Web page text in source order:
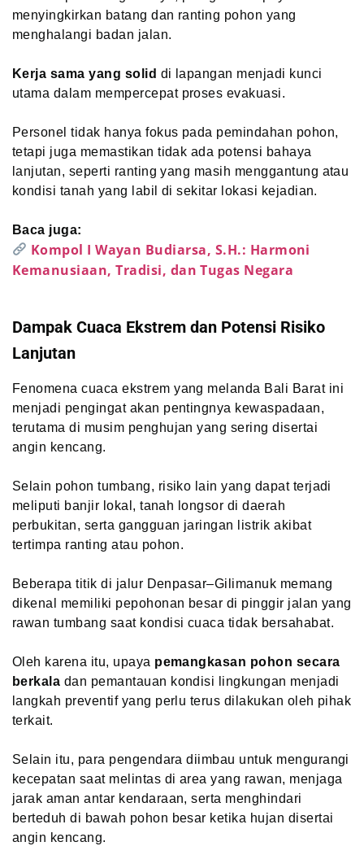
menyingkirkan batang dan ranting pohon yang
menghalangi badan jalan.
Kerja sama yang solid di lapangan menjadi kunci
utama dalam mempercepat proses evakuasi.
Personel tidak hanya fokus pada pemindahan pohon,
tetapi juga memastikan tidak ada potensi bahaya
lanjutan, seperti ranting yang masih menggantung atau
kondisi tanah yang labil di sekitar lokasi kejadian.
Baca juga:
Kompol I Wayan Budiarsa, S.H.: Harmoni
Kemanusiaan, Tradisi, dan Tugas Negara
Dampak Cuaca Ekstrem dan Potensi Risiko
Lanjutan
Fenomena cuaca ekstrem yang melanda Bali Barat ini
menjadi pengingat akan pentingnya kewaspadaan,
terutama di musim penghujan yang sering disertai
angin kencang.
Selain pohon tumbang, risiko lain yang dapat terjadi
meliputi banjir lokal, tanah longsor di daerah
perbukitan, serta gangguan jaringan listrik akibat
tertimpa ranting atau pohon.
Beberapa titik di jalur Denpasar–Gilimanuk memang
dikenal memiliki pepohonan besar di pinggir jalan yang
rawan tumbang saat kondisi cuaca tidak bersahabat.
Oleh karena itu, upaya pemangkasan pohon secara
berkala dan pemantauan kondisi lingkungan menjadi
langkah preventif yang perlu terus dilakukan oleh pihak
terkait.
Selain itu, para pengendara diimbau untuk mengurangi
kecepatan saat melintas di area yang rawan, menjaga
jarak aman antar kendaraan, serta menghindari
berteduh di bawah pohon besar ketika hujan disertai
angin kencang.